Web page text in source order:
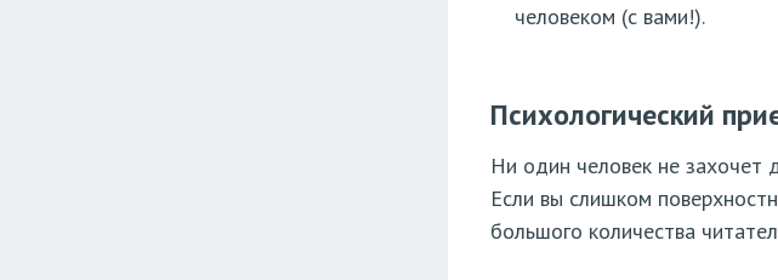
человеком (с вами!).
Психологический
Ни один человек не захочет
Если вы слишком
большого количества